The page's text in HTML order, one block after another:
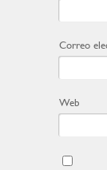
Correo
Web